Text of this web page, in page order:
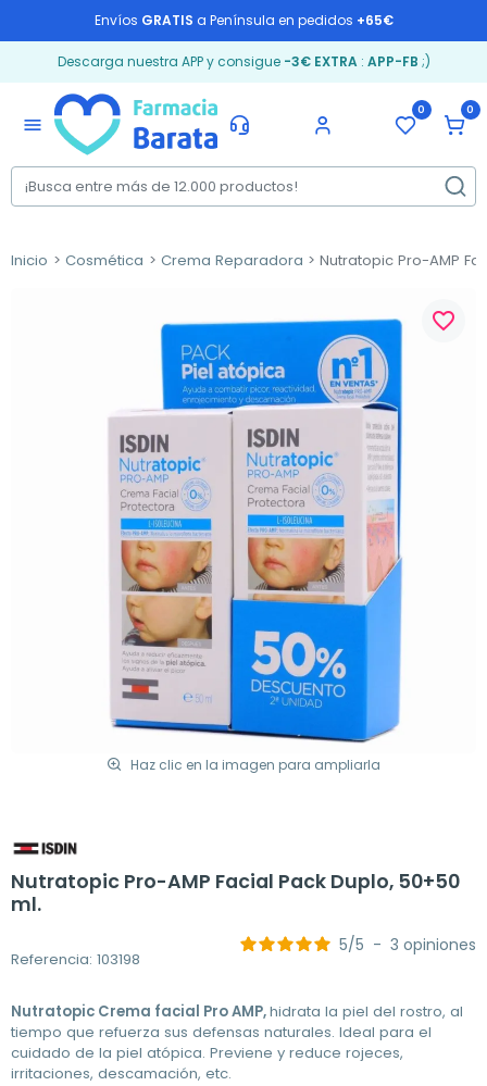
Envíos GRATIS a Península en pedidos +65€
Descarga nuestra APP y consigue -3€ EXTRA: APP-FB ;)
menu
0 0
Inicio Cosmética Crema Reparadora Nutratopic Pro-AMP
Haz clic en la imagen para ampliarla
favorite_border
Nutratopic Pro-AMP Facial Pack Duplo, 50+50
ml.
Referencia: 103198
5/5 - 3 opiniones
Nutratopic Crema facial Pro AMP,hidrata la piel del rostro, al
tiempo que refuerza sus defensas naturales. Ideal para el
cuidado de la piel atópica. Previene y reduce rojeces,
irritaciones, descamación, etc.